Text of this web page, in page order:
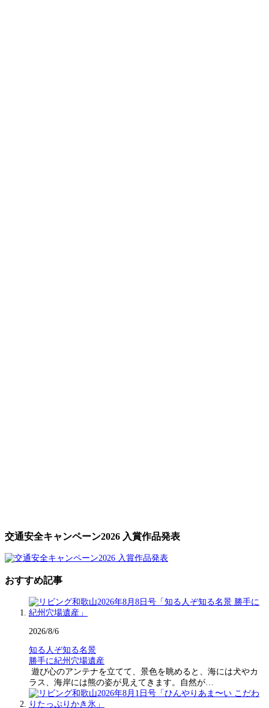
交通安全キャンペーン2026 入賞作品発表
おすすめ記事
2026/8/6
知る人ぞ知る名景
勝手に紀州穴場遺産
遊び心のアンテナを立てて、景色を眺めると、海には犬やカ
ラス、海岸には熊の姿が見えてきます。自然が…